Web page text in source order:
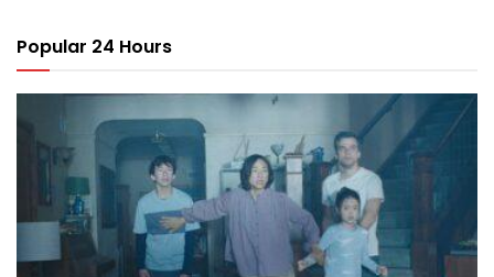
Popular 24 Hours